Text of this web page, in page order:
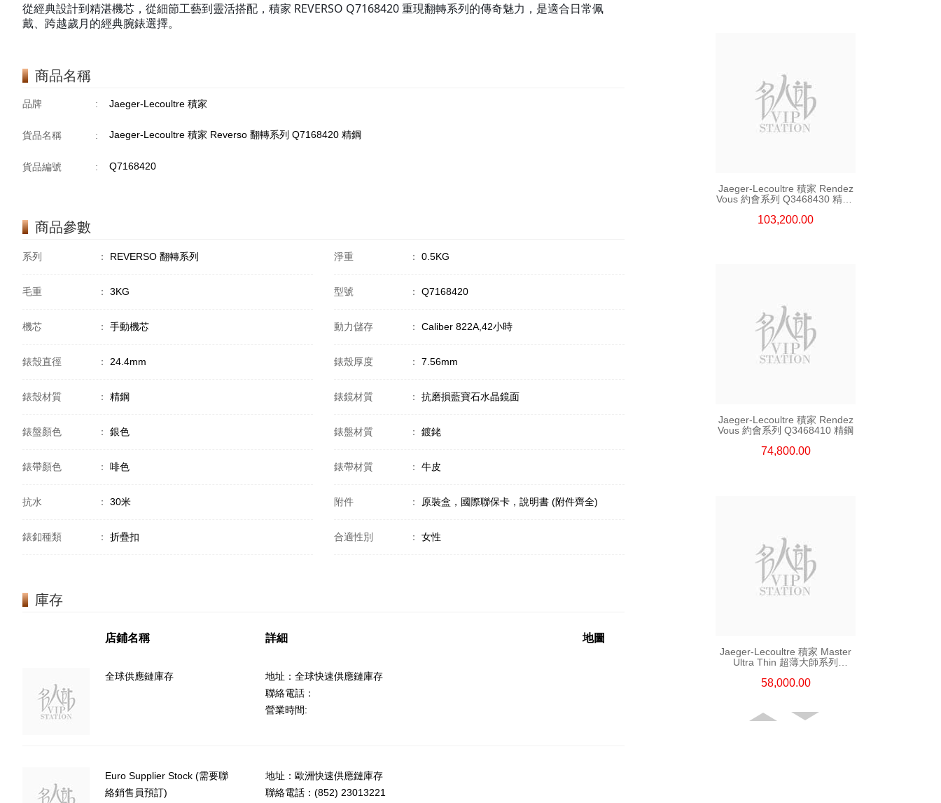
從經典設計到精湛機芯，從細節工藝到靈活搭配，積家 REVERSO Q7168420 重現翻轉系列的傳奇魅力，是適合日常佩
戴、跨越歲月的經典腕錶選擇。
商品名稱
品牌 : Jaeger-Lecoultre 積家
貨品名稱 : Jaeger-Lecoultre 積家 Reverso 翻轉系列 Q7168420 精鋼
貨品編號 : Q7168420
商品參數
系列 ： REVERSO 翻轉系列 淨重 ： 0.5KG
毛重 ： 3KG 型號 ： Q7168420
機芯 ： 手動機芯 動力儲存 ： Caliber 822A,42小時
錶殼直徑 ： 24.4mm 錶殼厚度 ： 7.56mm
錶殼材質 ： 精鋼 錶鏡材質 ： 抗磨損藍寶石水晶鏡面
錶盤顏色 ： 銀色 錶盤材質 ： 鍍銠
錶帶顏色 ： 啡色 錶帶材質 ： 牛皮
抗水 ： 30米 附件 ： 原裝盒，國際聯保卡，說明書 (附件齊全)
錶釦種類 ： 折疊扣 合適性別 ： 女性
庫存
店鋪名稱 詳細 地圖
全球供應鏈庫存
地址：全球快速供應鏈庫存
聯絡電話：
營業時間:
Euro Supplier Stock (需要聯
絡銷售員預訂)
地址：歐洲快速供應鏈庫存
聯絡電話：(852) 23013221
Jaeger-Lecoultre 積家 Rendez
Vous 約會系列 Q3468430 精鋼/
103,200.00
Jaeger-Lecoultre 積家 Rendez
Vous 約會系列 Q3468410 精鋼
74,800.00
Jaeger-Lecoultre 積家 Master
Ultra Thin 超薄大師系列
58,000.00